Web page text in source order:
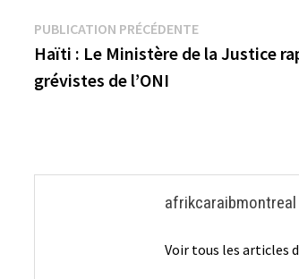
Navigation
de
l’article
PUBLICATION PRÉCÉDENTEPublication
précédente :
Haïti : Le Ministère de la Justice
grévistes de l’ONI
afrikcaraibmontreal
Voir tous les articles